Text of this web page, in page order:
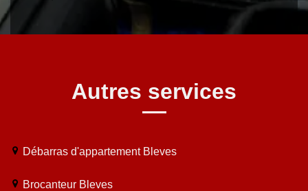
Autres services
Débarras d'appartement Bleves
Brocanteur Bleves